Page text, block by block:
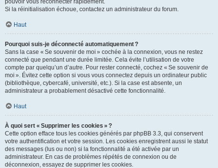
pouvoir vous reconnecter rapidement.
Si la réinitialisation échoue, contactez un administrateur du forum.
Haut
Pourquoi suis-je déconnecté automatiquement ?
Sans la case « Se souvenir de moi » cochée à la connexion, vous ne restez
connecté que pendant une durée limitée. Cela évite l’utilisation de votre
compte par quelqu’un d’autre. Pour rester connecté, cochez « Se souvenir de
moi ». Évitez cette option si vous vous connectez depuis un ordinateur public
(bibliothèque, cybercafé, université, etc.). Si la case est absente, un
administrateur a probablement désactivé cette fonctionnalité.
Haut
À quoi sert « Supprimer les cookies » ?
Cette option efface tous les cookies générés par phpBB 3.3, qui conservent
votre authentification et votre session. Les cookies enregistrent aussi le statut
des messages (lus ou non) si la fonctionnalité a été activée par un
administrateur. En cas de problèmes répétés de connexion ou de
déconnexion, essayez de supprimer les cookies.